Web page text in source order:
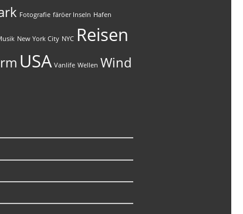
Fotografie färöer Inseln Hafen
New York City NYC Reisen
USA Vanlife Wellen Wind